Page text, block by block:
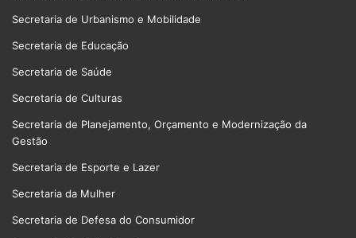
Secretaria de Urbanismo e Mobilidade
Secretaria de Educação
Secretaria de Saúde
Secretaria de Culturas
Secretaria de Planejamento, Orçamento e Modernização da
Gestão
Secretaria de Esporte e Lazer
Secretaria da Mulher
Secretaria de Defesa do Consumidor